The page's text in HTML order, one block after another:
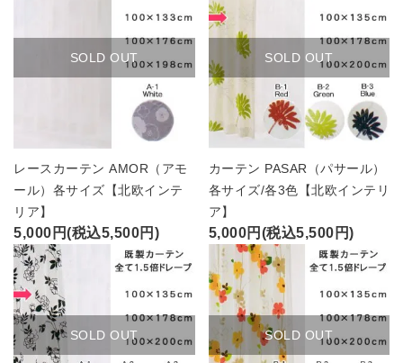
SOLD OUT
レースカーテン AMOR（アモ
ール）各サイズ【北欧インテ
リア】
5,000円(税込5,500円)
SOLD OUT
カーテン PASAR（パサール）
各サイズ/各3色【北欧インテリ
ア】
5,000円(税込5,500円)
SOLD OUT SOLD OUT